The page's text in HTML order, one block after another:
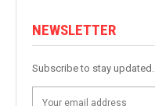
NEWSLETTER
Subscribe to stay updated.